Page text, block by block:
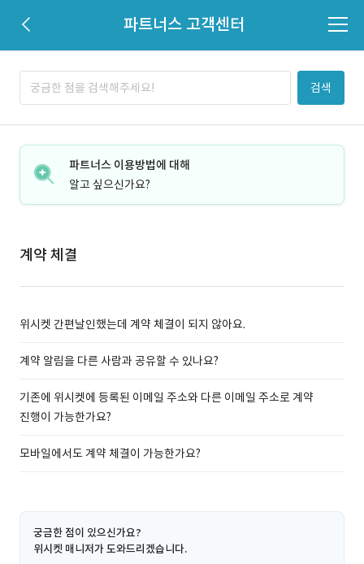
파트너스 고객센터
검색
파트너스 이용방법에 대해
알고 싶으신가요?
계약 체결
위시켓 간편날인했는데 계약 체결이 되지 않아요.
계약 알림을 다른 사람과 공유할 수 있나요?
기존에 위시켓에 등록된 이메일 주소와 다른 이메일 주소로 계약
진행이 가능한가요?
모바일에서도 계약 체결이 가능한가요?
궁금한 점이 있으신가요?
위시켓 매니저가 도와드리겠습니다.